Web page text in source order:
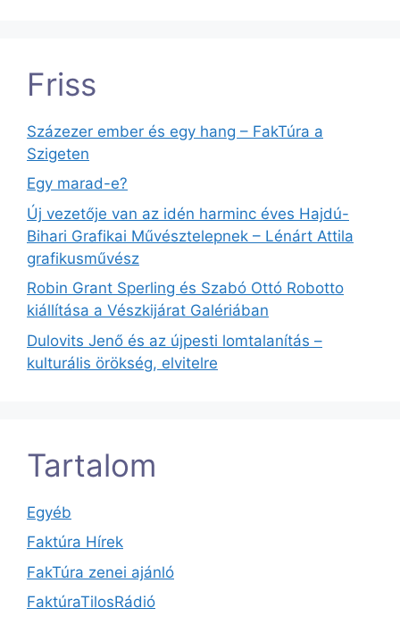
Friss
Százezer ember és egy hang – FakTúra a
Szigeten
Egy marad-e?
Új vezetője van az idén harminc éves Hajdú-
Bihari Grafikai Művésztelepnek – Lénárt Attila
grafikusművész
Robin Grant Sperling és Szabó Ottó Robotto
kiállítása a Vészkijárat Galériában
Dulovits Jenő és az újpesti lomtalanítás –
kulturális örökség, elvitelre
Tartalom
Egyéb
Faktúra Hírek
FakTúra zenei ajánló
FaktúraTilosRádió